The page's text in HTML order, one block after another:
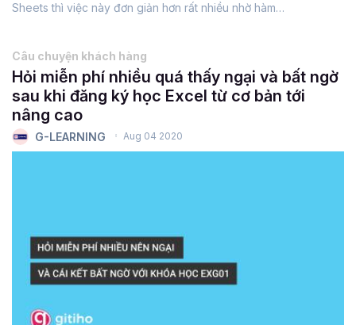
Sheets thì việc này đơn giản hơn rất nhiều nhờ hàm
Câu chuyện khách hàng
Hỏi miễn phí nhiều quá thấy ngại và bất ngờ
sau khi đăng ký học Excel từ cơ bản tới
nâng cao
G-LEARNING Aug 04 2020